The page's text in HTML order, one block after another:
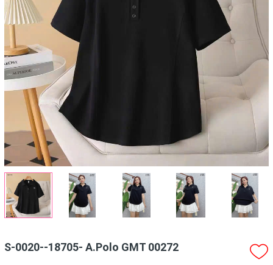
S-0020--18705- A.Polo GMT 00272